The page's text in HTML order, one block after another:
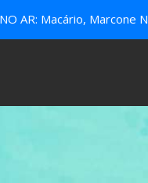
NO AR: Macário, Marcone